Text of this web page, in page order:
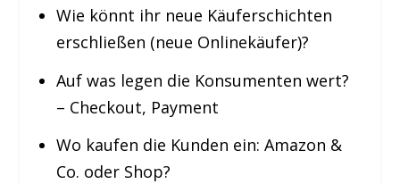
Wie könnt ihr neue Käuferschichten
erschließen (neue Onlinekäufer)?
Auf was legen die Konsumenten wert?
– Checkout, Payment
Wo kaufen die Kunden ein: Amazon &
Co. oder Shop?